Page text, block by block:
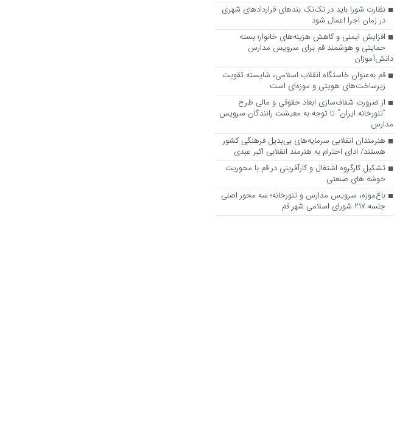
نظارت شورا باید در تک‌تک بندهای قراردادهای شهری
در زمان اجرا اعمال شود
افزایش ایمنی و کاهش هزینه‌های خانوار؛ بسته
حمایتی و هوشمند قم برای سرویس مدارس
دانش‌آموزان
قم به‌عنوان خاستگاه انقلاب اسلامی، شایسته تقویت
زیرساخت‌های هویتی و موزه‌ای است
از ضرورت شفاف‌سازی ابعاد حقوقی و مالی طرح
“تنورخانه ایران” تا توجه به معیشت رانندگان سرویس
مدارس
هنرمندان انقلابی سرمایه‌های بی‌بدیل فرهنگی کشور
هستند/ ادای احترام به هنرمند انقلابی اکبر عبدی
تشکیل کارگروه اشتغال و کارآفرینی در قم با محوریت
خوشه های صنعتی
باغ‌موزه، سرویس مدارس و تنورخانه؛ سه محور اصلی
جلسه ۲۱۷ شورای اسلامی شهر قم